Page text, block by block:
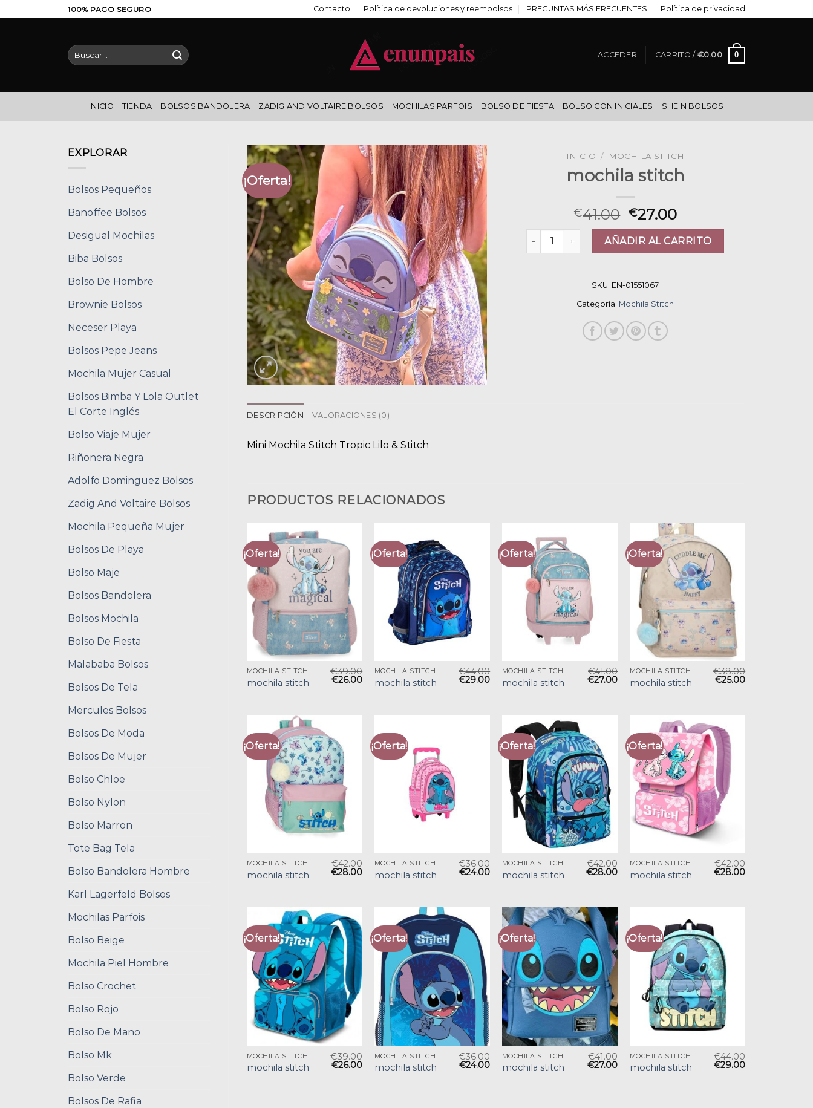
al
100% PAGO SEGURO Contacto Política de devoluciones y reembolsos PREGUNTAS MÁS FRECUENTES Política de privacidad
Buscar
por:
ACCEDER CARRITO / €0.00 0
INICIO TIENDA BOLSOS BANDOLERA ZADIG AND VOLTAIRE BOLSOS MOCHILAS PARFOIS BOLSO DE FIESTA BOLSO CON INICIALES SHEIN BOLSOS
EXPLORAR
Bolsos Pequeños
Banoffee Bolsos
Desigual Mochilas
Biba Bolsos
Bolso De Hombre
Brownie Bolsos
Neceser Playa
Bolsos Pepe Jeans
Mochila Mujer Casual
Bolsos Bimba Y Lola Outlet
El Corte Inglés
Bolso Viaje Mujer
Riñonera Negra
Adolfo Dominguez Bolsos
Zadig And Voltaire Bolsos
Mochila Pequeña Mujer
Bolsos De Playa
Bolso Maje
Bolsos Bandolera
Bolsos Mochila
Bolso De Fiesta
Malababa Bolsos
Bolsos De Tela
Mercules Bolsos
Bolsos De Moda
Bolsos De Mujer
Bolso Chloe
Bolso Nylon
Bolso Marron
Tote Bag Tela
Bolso Bandolera Hombre
Karl Lagerfeld Bolsos
Mochilas Parfois
Bolso Beige
Mochila Piel Hombre
Bolso Crochet
Bolso Rojo
Bolso De Mano
Bolso Mk
Bolso Verde
Bolsos De Rafia
¡Oferta!
INICIO / MOCHILA STITCH
mochila stitch
€41.00 €27.00
mochila stitch cantidadAÑADIR AL CARRITO
SKU: EN-01551067
Categoría: Mochila Stitch
DESCRIPCIÓN VALORACIONES (0)
Mini Mochila Stitch Tropic Lilo & Stitch
PRODUCTOS RELACIONADOS
¡Oferta!
MOCHILA STITCH
mochila stitch
€39.00
€26.00
¡Oferta!
MOCHILA STITCH
mochila stitch
€44.00
€29.00
¡Oferta!
MOCHILA STITCH
mochila stitch
€41.00
€27.00
¡Oferta!
MOCHILA STITCH
mochila stitch
€38.00
€25.00
¡Oferta!
MOCHILA STITCH
mochila stitch
€42.00
€28.00
¡Oferta!
MOCHILA STITCH
mochila stitch
€36.00
€24.00
¡Oferta!
MOCHILA STITCH
mochila stitch
€42.00
€28.00
¡Oferta!
MOCHILA STITCH
mochila stitch
€42.00
€28.00
¡Oferta!
MOCHILA STITCH
mochila stitch
€39.00
€26.00
¡Oferta!
MOCHILA STITCH
mochila stitch
€36.00
€24.00
¡Oferta!
MOCHILA STITCH
mochila stitch
€41.00
€27.00
¡Oferta!
MOCHILA STITCH
mochila stitch
€44.00
€29.00